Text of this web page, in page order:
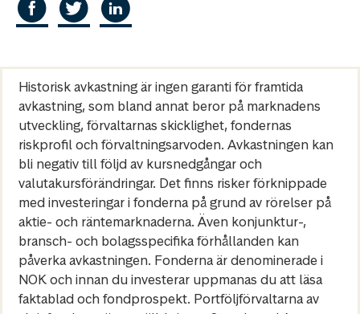
Historisk avkastning är ingen garanti för framtida
avkastning, som bland annat beror på marknadens
utveckling, förvaltarnas skicklighet, fondernas
riskprofil och förvaltningsarvoden. Avkastningen kan
bli negativ till följd av kursnedgångar och
valutakursförändringar. Det finns risker förknippade
med investeringar i fonderna på grund av rörelser på
aktie- och räntemarknaderna. Även konjunktur-,
bransch- och bolagsspecifika förhållanden kan
påverka avkastningen. Fonderna är denominerade i
NOK och innan du investerar uppmanas du att läsa
faktablad och fondprospekt. Portföljförvaltarna av